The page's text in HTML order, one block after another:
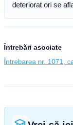
deteriorat ori se
Întrebări asociate
Întrebarea nr. 1071,